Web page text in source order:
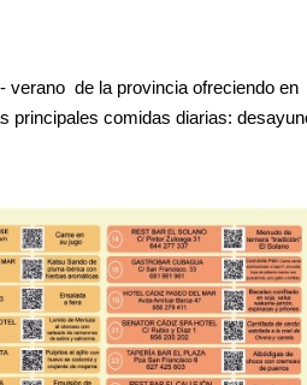
verano de la provincia ofreciendo en
principales comidas diarias: